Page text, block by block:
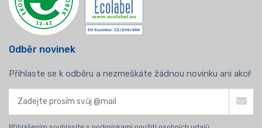
Odběr novinek
Přihlaste se k odběru a nezmeškáte žádnou novinku ani akci!